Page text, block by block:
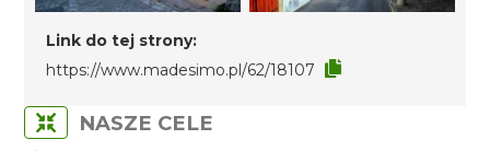
Link do tej strony:
https://www.madesimo.pl/62/18107
NASZE CELE